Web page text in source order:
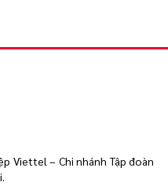
Viettel – Chi nhánh Tập đoàn